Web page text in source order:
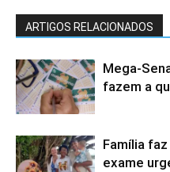
ARTIGOS RELACIONADOS
Mega-
fazem a
Família
exame